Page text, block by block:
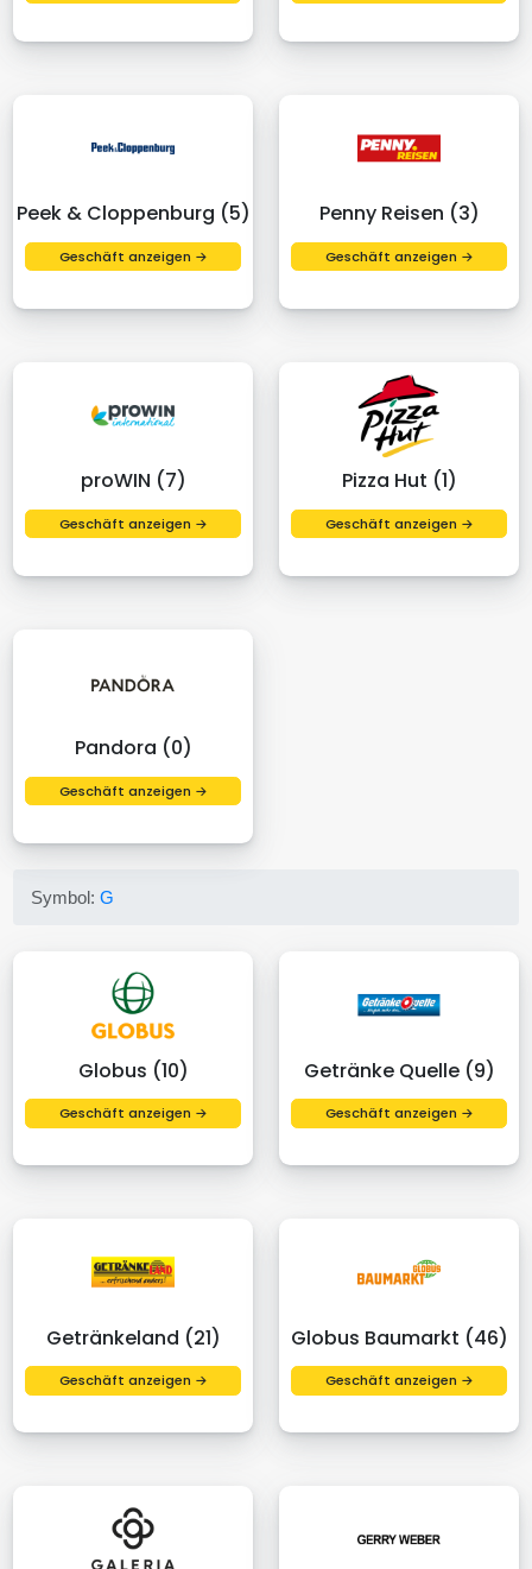
Peek & Cloppenburg (5)
Geschäft anzeigen →
Penny Reisen (3)
Geschäft anzeigen →
proWIN (7)
Geschäft anzeigen →
Pizza Hut (1)
Geschäft anzeigen →
Pandora (0)
Geschäft anzeigen →
Symbol:G
Globus (10)
Geschäft anzeigen →
Getränke Quelle (9)
Geschäft anzeigen →
Getränkeland (21)
Geschäft anzeigen →
Globus Baumarkt (46)
Geschäft anzeigen →